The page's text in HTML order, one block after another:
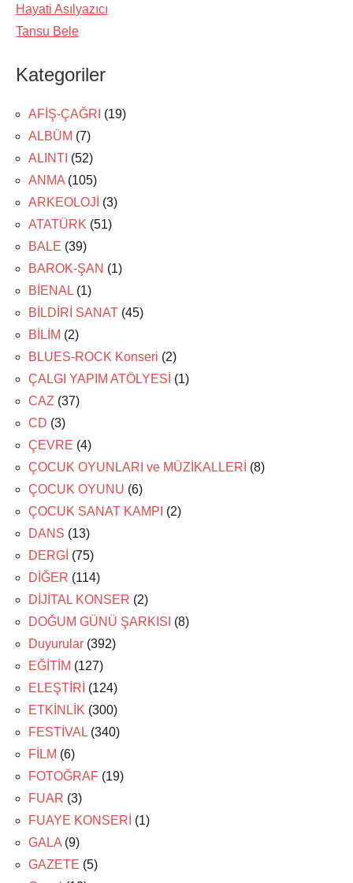
Hayati Asılyazıcı
Tansu Bele
Kategoriler
AFİŞ-ÇAĞRI (19)
ALBÜM (7)
ALINTI (52)
ANMA (105)
ARKEOLOJİ (3)
ATATÜRK (51)
BALE (39)
BAROK-ŞAN (1)
BİENAL (1)
BİLDİRİ SANAT (45)
BİLİM (2)
BLUES-ROCK Konseri (2)
ÇALGI YAPIM ATÖLYESİ (1)
CAZ (37)
CD (3)
ÇEVRE (4)
ÇOCUK OYUNLARI ve MÜZİKALLERİ (8)
ÇOCUK OYUNU (6)
ÇOCUK SANAT KAMPI (2)
DANS (13)
DERGİ (75)
DİĞER (114)
DİJİTAL KONSER (2)
DOĞUM GÜNÜ ŞARKISI (8)
Duyurular (392)
EĞİTİM (127)
ELEŞTİRİ (124)
ETKİNLİK (300)
FESTİVAL (340)
FİLM (6)
FOTOĞRAF (19)
FUAR (3)
FUAYE KONSERİ (1)
GALA (9)
GAZETE (5)